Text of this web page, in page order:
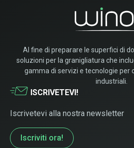
Al fine di preparare le superfici di
soluzioni per la granigliatura che
gamma di servizi e tecnologie per
industriali.
ISCRIVETEVI!
Iscrivetevi alla nostra newsletter
Iscriviti ora!